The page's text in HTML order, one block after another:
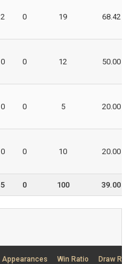
2 0 19 68.42
0 0 12 50.00
0 0 5 20.00
0 0 10 20.00
5 0 100 39.00
Appearances Win Ratio Draw